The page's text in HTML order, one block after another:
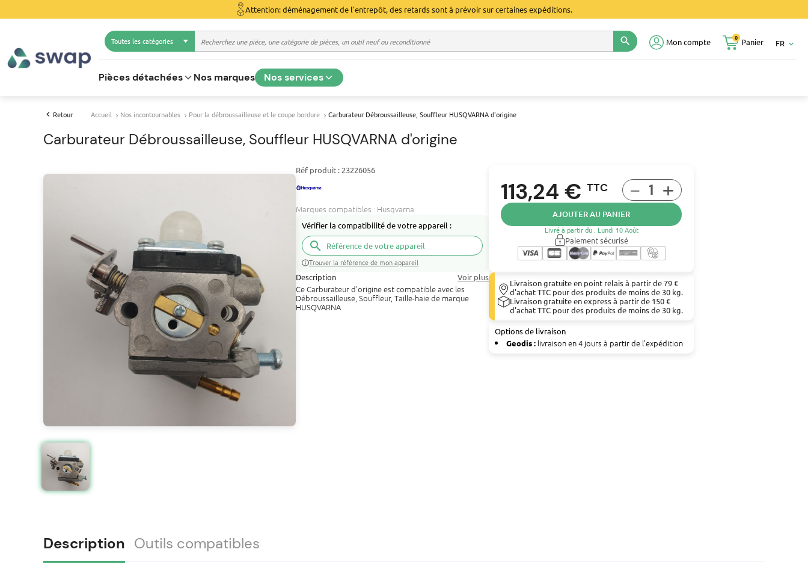
Attention: déménagement de l'entrepôt, des retards sont à prévoir sur certaines expéditions.
Toutes les catégories search Mon compte Panier
0
FR keyboard_arrow_down
Pièces détachées Nos marques Nos services
Retour Accueil Nos incontournables Pour la débroussailleuse et le coupe bordure Carburateur Débroussailleuse, Souffleur HUSQVARNA d'origine
Carburateur Débroussailleuse, Souffleur HUSQVARNA d'origine
Réf produit : 23226056
Marques compatibles : Husqvarna
Vérifier la compatibilité de votre appareil :
search
Trouver la référence de mon appareil
Description Voir plus
Ce Carburateur d'origine est compatible avec les
Débroussailleuse, Souffleur, Taille-haie de marque
HUSQVARNA
113,24 € TTC - +
AJOUTER AU PANIER
Livré à partir du : Lundi 10 Août
Paiement sécurisé
Livraison gratuite en point relais à partir de 79 €
d'achat TTC pour des produits de moins de 30 kg.
Livraison gratuite en express à partir de 150 €
d'achat TTC pour des produits de moins de 30 kg.
Options de livraison
Geodis : livraison en 4 jours à partir de l'expédition
Description Outils compatibles